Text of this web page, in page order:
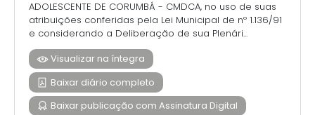
ADOLESCENTE DE CORUMBÁ - CMDCA, no uso de suas
atribuições conferidas pela Lei Municipal de nº 1.136/91
e considerando a Deliberação de sua Plenári...
Visualizar na íntegra
Baixar diário completo
Baixar publicação com Assinatura Digital